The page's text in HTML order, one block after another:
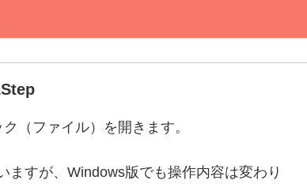
（ファイル）を開きます。
ますが、Windows版でも操作内容は変わり